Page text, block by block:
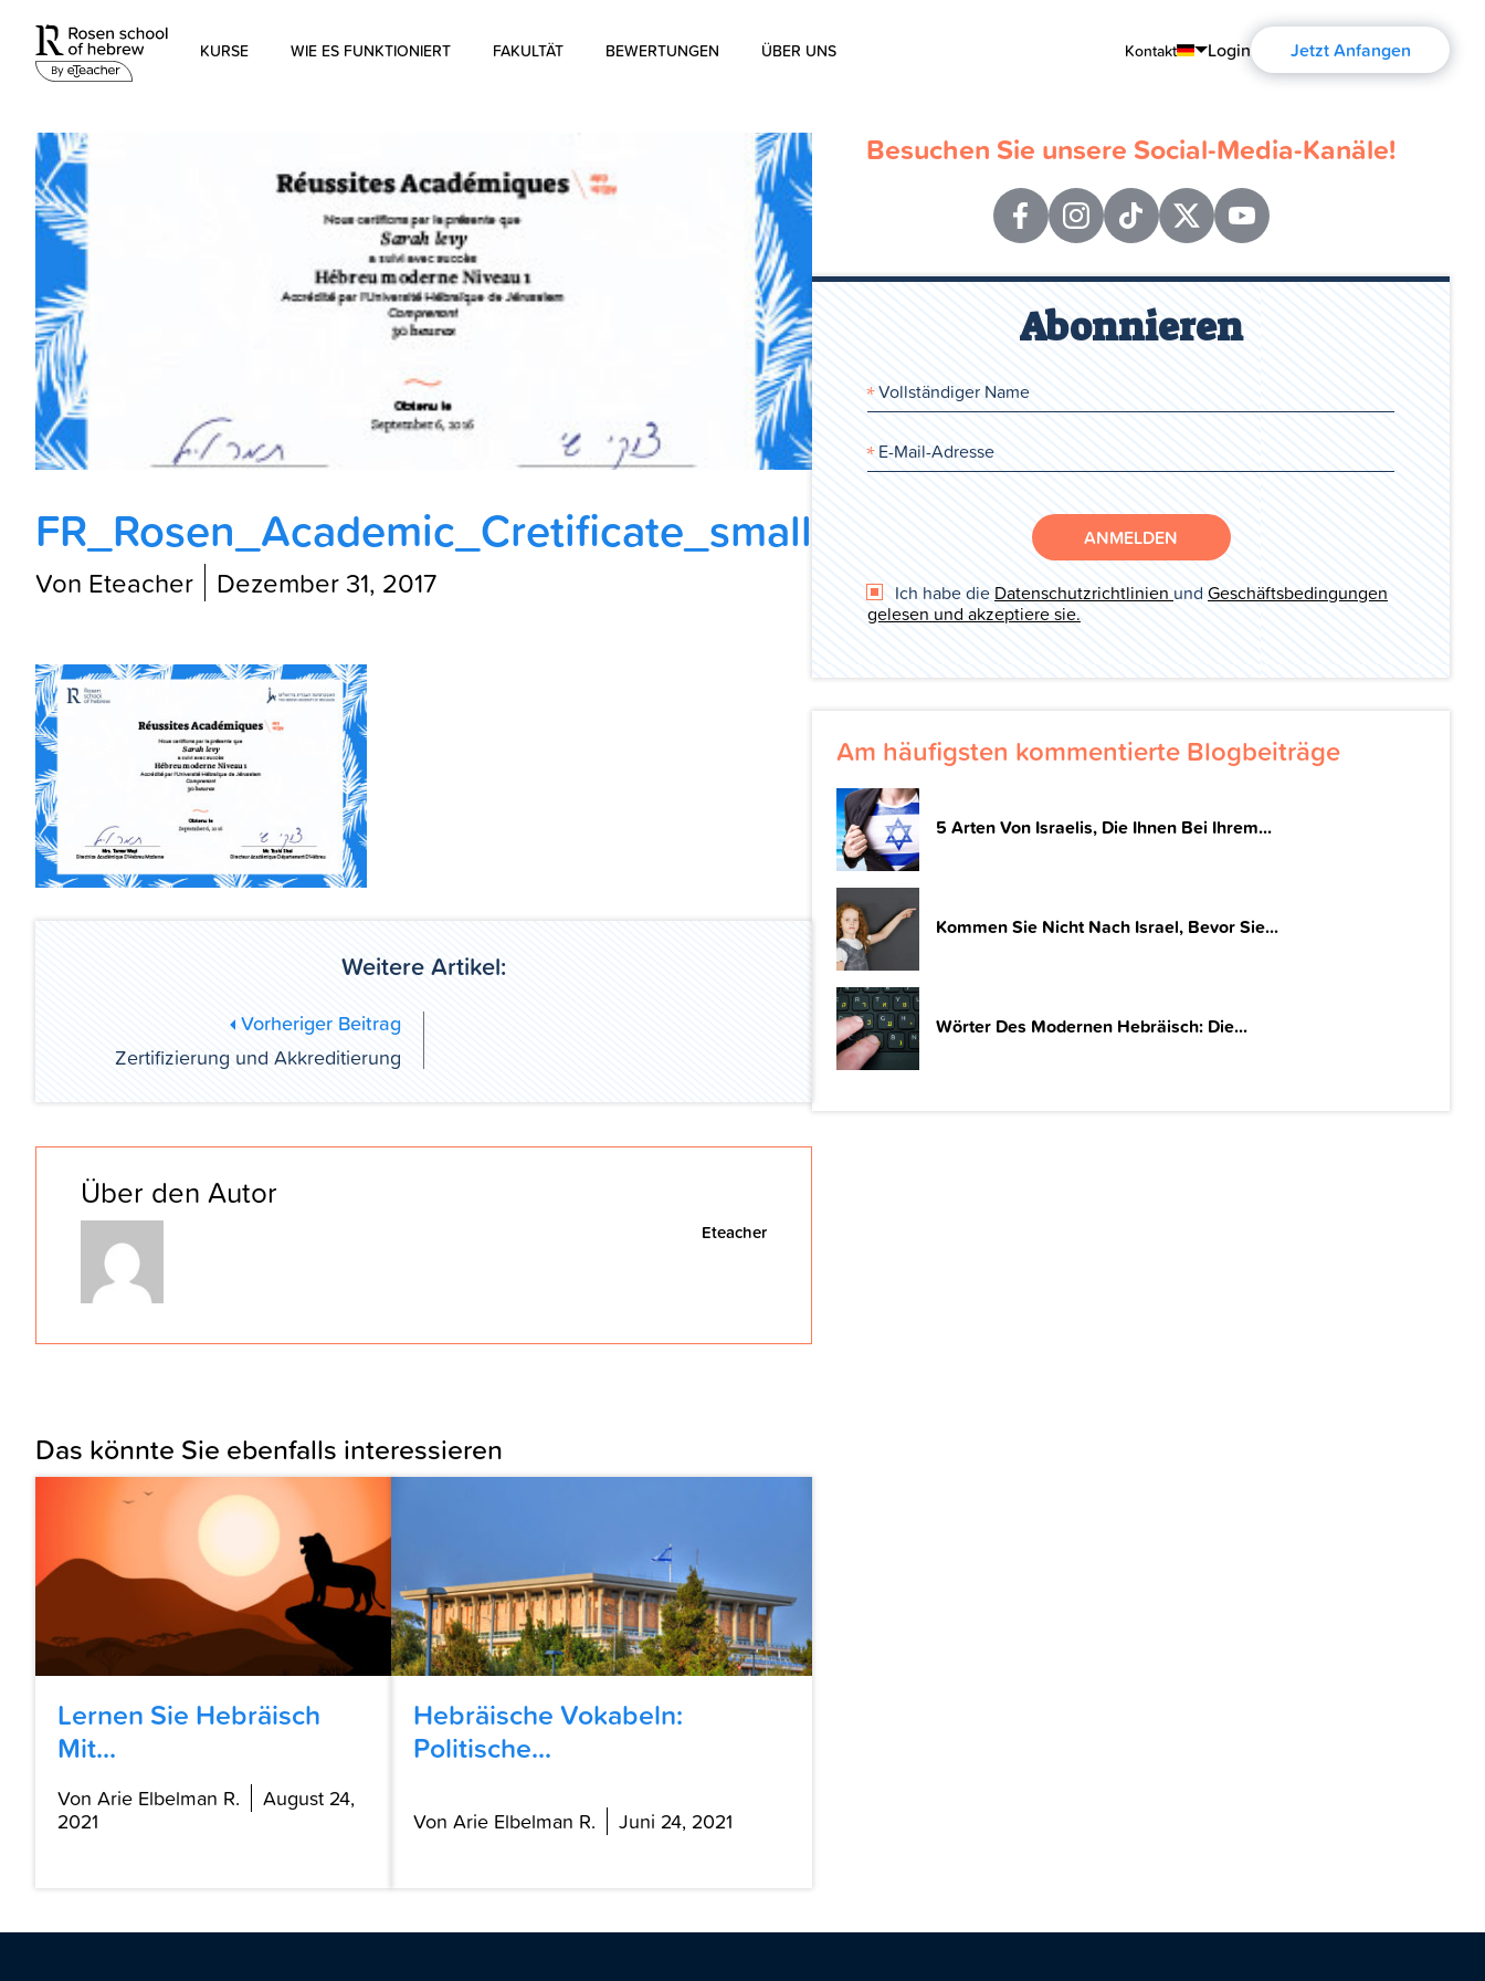
Kontakt
Português
Español
Français
Deutsch
Русский
Login Jetzt Anfangen
KURSE
Biblisches Hebräisch
WIE ES FUNKTIONIERT FAKULTÄT BEWERTUNGEN ÜBER UNS
Über die Aharon Rosen
Zertifizierung
Kontakt
Blog
FR_Rosen_Academic_Cretificate_small
Von Eteacher Dezember 31, 2017
Weitere Artikel:
Vorheriger Beitrag
Zertifizierung und Akkreditierung
Über den Autor
Eteacher
Das könnte Sie ebenfalls interessieren
Lernen Sie Hebräisch
Mit...
Von Arie Elbelman R.
August 24,
2021
Hebräische Vokabeln:
Politische...
Von Arie Elbelman R. Juni 24, 2021
Besuchen Sie unsere Social-Media-Kanäle!
Abonnieren
ANMELDEN
Ich habe die Datenschutzrichtlinien und Geschäftsbedingungen
gelesen und akzeptiere sie.
Am häufigsten kommentierte Blogbeiträge
5 Arten Von Israelis, Die Ihnen Bei Ihrem...
Kommen Sie Nicht Nach Israel, Bevor Sie...
Wörter Des Modernen Hebräisch: Die...